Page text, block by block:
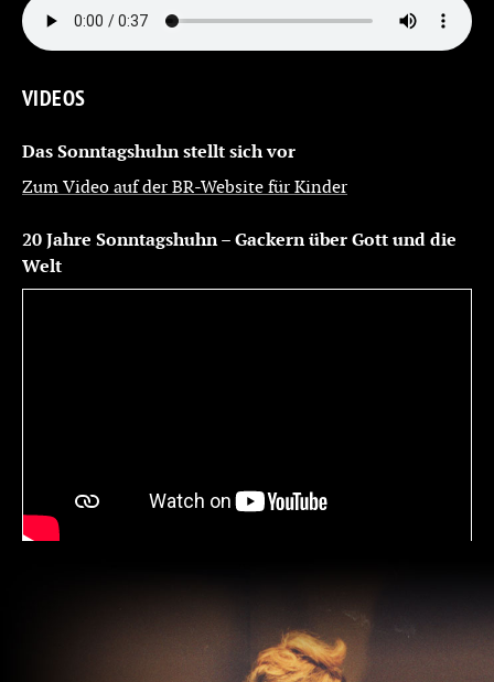
VIDEOS
Das Sonntagshuhn stellt sich vor
Zum Video auf der BR-Website für Kinder
20 Jahre Sonntagshuhn – Gackern über Gott und die
Welt